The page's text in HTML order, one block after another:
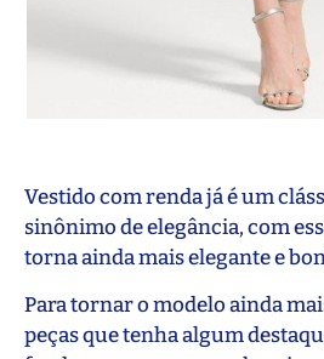
Vestido com renda já é um
sinônimo de elegância, com
torna ainda mais elegante e
Para tornar o modelo ainda
peças que tenha algum